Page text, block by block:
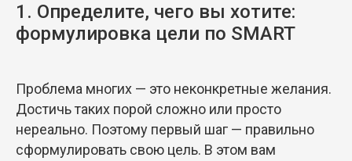
1. Определите, чего вы хотите:
формулировка цели по SMART
Проблема многих — это неконкретные желания.
Достичь таких порой сложно или просто
нереально. Поэтому первый шаг — правильно
сформулировать свою цель. В этом вам